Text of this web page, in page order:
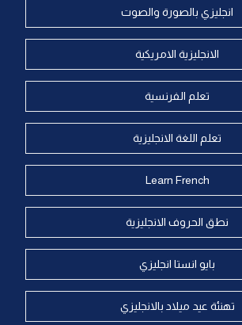
انجليزي بالصورة والصوت
الانجليزية الامريكية
تعلم الفرنسية
تعلم اللغة الانجليزية
Learn French
نطق الحروف الانجليزية
بايو انستا انجليزي
تهنئة عيد ميلاد بالانجليزي